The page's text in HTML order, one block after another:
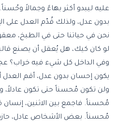
عليه ليبدو أكثر بهاءً وجمالاً
بدون عدل، ولذلك قُدّم العدل على
نحن في حياتنا حتى في الطبخ،
لو كان كيك، هل يُعقل أن يصنع
وفي الداخل كل شيء فيه خراب؟
يكون إحسان بدون عدل، أقم العدل
ولن تكون مُحسناً حتى تكون عادلاً،
مُحسناً. فاجمع بين الاثنين،
مُحسناً. بعض الأشخاص عادل،